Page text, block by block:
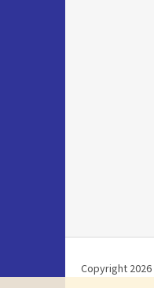
p
Copyright 2026